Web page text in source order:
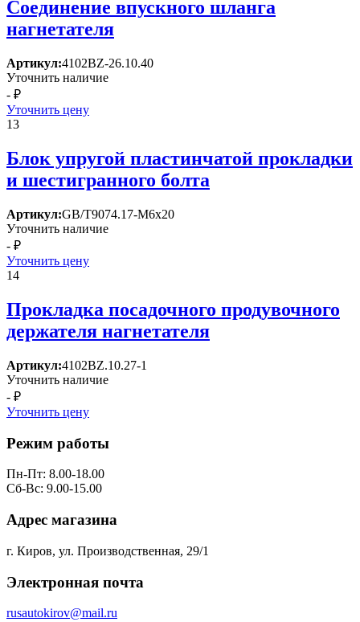
Соединение впускного шланга
нагнетателя
Артикул:4102BZ-26.10.40
Уточнить наличие
- ₽
Уточнить цену
13
Блок упругой пластинчатой прокладки
и шестигранного болта
Артикул:GB/T9074.17-M6x20
Уточнить наличие
- ₽
Уточнить цену
14
Прокладка посадочного продувочного
держателя нагнетателя
Артикул:4102BZ.10.27-1
Уточнить наличие
- ₽
Уточнить цену
Режим работы
Пн-Пт: 8.00-18.00
Сб-Вс: 9.00-15.00
Адрес магазина
г. Киров, ул. Производственная, 29/1
Электронная почта
rusautokirov@mail.ru